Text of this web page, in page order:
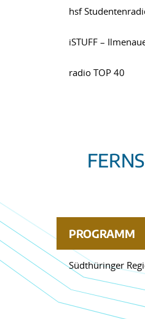
hsf
iSTUFF –
radio TOP 40
PROGRAMM
Südthüringer